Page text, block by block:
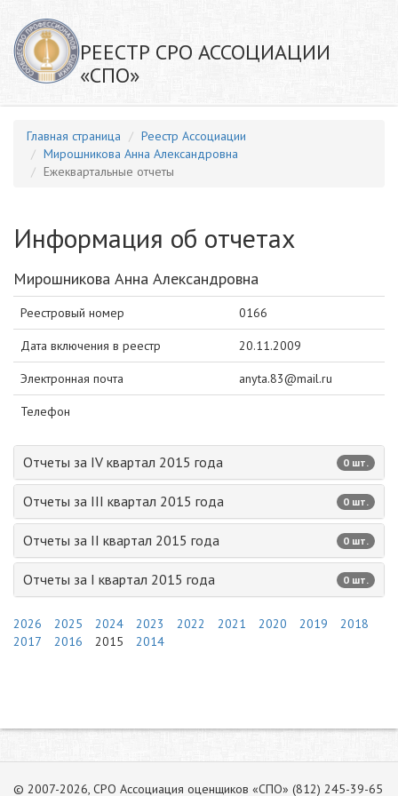
РЕЕСТР СРО АССОЦИАЦИИ
«СПО»
Главная страница
Реестр Ассоциации
Мирошникова Анна Александровна
Ежеквартальные отчеты
Информация об отчетах
Мирошникова Анна Александровна
Реестровый номер 0166
Дата включения в реестр 20.11.2009
Электронная почта anyta.83@mail.ru
Телефон
Отчеты за IV квартал 2015 года 0 шт.
Отчеты за III квартал 2015 года 0 шт.
Отчеты за II квартал 2015 года 0 шт.
Отчеты за I квартал 2015 года 0 шт.
2026 2025 2024 2023 2022 2021 2020 2019
2018
2017
2016 2015 2014
© 2007-2026, СРО Ассоциация оценщиков «СПО» (812) 245-39-65